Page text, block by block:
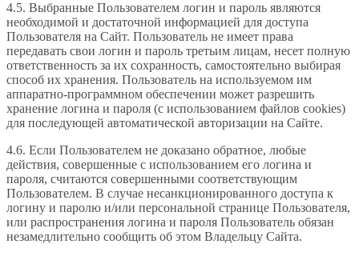
4.5. Выбранные Пользователем логин и пароль являются
необходимой и достаточной информацией для доступа
Пользователя на Сайт. Пользователь не имеет права
передавать свои логин и пароль третьим лицам, несет полную
ответственность за их сохранность, самостоятельно выбирая
способ их хранения. Пользователь на используемом им
аппаратно-программном обеспечении может разрешить
хранение логина и пароля (с использованием файлов cookies)
для последующей автоматической авторизации на Сайте.
4.6. Если Пользователем не доказано обратное, любые
действия, совершенные с использованием его логина и
пароля, считаются совершенными соответствующим
Пользователем. В случае несанкционированного доступа к
логину и паролю и/или персональной странице Пользователя,
или распространения логина и пароля Пользователь обязан
незамедлительно сообщить об этом Владельцу Сайта.